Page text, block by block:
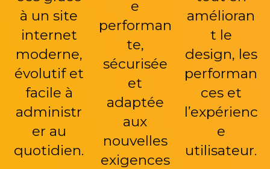
à un site
internet
moderne,
évolutif et
facile à
administr
er au
quotidien.
e
performan
te,
sécurisée
et
adaptée
aux
nouvelles
exigences
amélioran
t le
design, les
performan
ces et
l’expérienc
e
utilisateur.